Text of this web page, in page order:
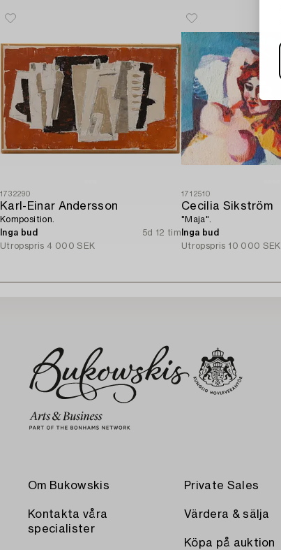
1732290
Karl-Einar Andersson
Komposition.
Inga bud
5d 12 tim
Utropspris 4 000 SEK
1712510
Cecilia Sikström
"Maja".
Inga bud
Utropspris 10 000 SEK
Om Bukowskis
Kontakta våra
specialister
Private Sales
Värdera & sälja
Köpa på auktion